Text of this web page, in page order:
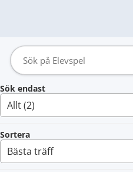
Sök endast
Sortera